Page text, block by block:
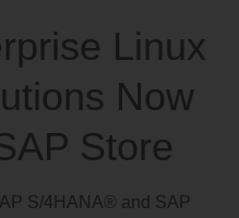
Linux
Now
Store
S/4HANA® and SAP